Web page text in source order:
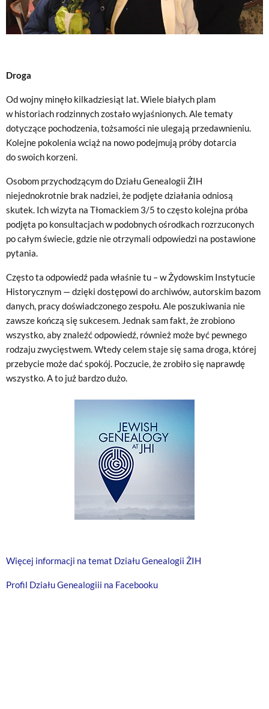
Droga
Od wojny minęło kilkadziesiąt lat. Wiele białych plam
w historiach rodzinnych zostało wyjaśnionych. Ale tematy
dotyczące pochodzenia, tożsamości nie ulegają przedawnieniu.
Kolejne pokolenia wciąż na nowo podejmują próby dotarcia
do swoich korzeni.
Osobom przychodzącym do Działu Genealogii ŻIH
niejednokrotnie brak nadziei, że podjęte działania odniosą
skutek. Ich wizyta na Tłomackiem 3/5 to często kolejna próba
podjęta po konsultacjach w podobnych ośrodkach rozrzuconych
po całym świecie, gdzie nie otrzymali odpowiedzi na postawione
pytania.
Często ta odpowiedź pada właśnie tu – w Żydowskim Instytucie
Historycznym — dzięki dostępowi do archiwów, autorskim bazom
danych, pracy doświadczonego zespołu. Ale poszukiwania nie
zawsze kończą się sukcesem. Jednak sam fakt, że zrobiono
wszystko, aby znaleźć odpowiedź, również może być pewnego
rodzaju zwycięstwem. Wtedy celem staje się sama droga, której
przebycie może dać spokój. Poczucie, że zrobiło się naprawdę
wszystko. A to już bardzo dużo.
Więcej informacji na temat Działu Genealogii ŻIH
Profil Działu Genealogiii na Facebooku